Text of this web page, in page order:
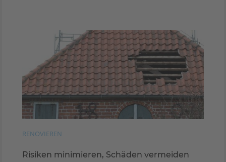
RENOVIEREN
Risiken minimieren, Schäden vermeiden